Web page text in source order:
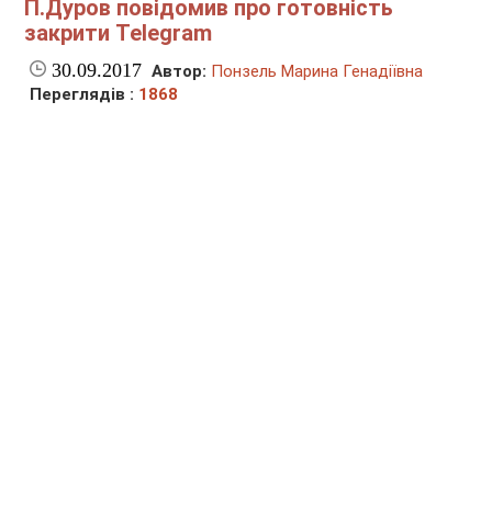
П.Дуров повідомив про готовність
закрити Telegram
30.09.2017 Автор: Понзель Марина Генадіївна
Переглядів : 1868